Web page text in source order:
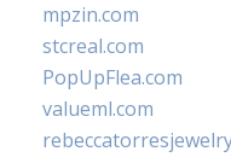
mpzin.com
stcreal.com
PopUpFlea.com
valueml.com